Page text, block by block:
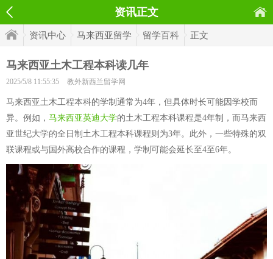
资讯正文
资讯中心 马来西亚留学 留学百科 正文
马来西亚土木工程本科读几年
2025/5/8 11:55:35 教外新西兰留学网
马来西亚土木工程本科的学制通常为4年，但具体时长可能因学校而
异。例如， 马来西亚英迪大学的土木工程本科课程是4年制，而马来西
亚世纪大学的全日制土木工程本科课程则为3年。此外，一些特殊的双
联课程或与国外高校合作的课程，学制可能会延长至4至6年。